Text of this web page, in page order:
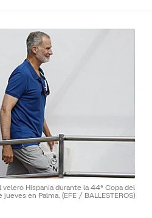
velero Hispania durante la 44ª Copa del
jueves en Palma. (EFE / BALLESTEROS)